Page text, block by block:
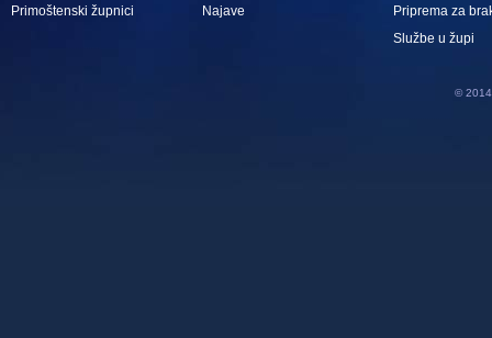
Primoštenski župnici
Najave
Priprema za
Službe u župi
© 2014